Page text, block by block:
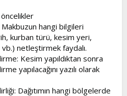
hangi bilgileri
kurban türü, kesim yeri,
netleştirmek faydalı.
Kesim yapıldıktan sonra
yapılacağını yazılı olarak
Dağıtımın hangi bölgelerde